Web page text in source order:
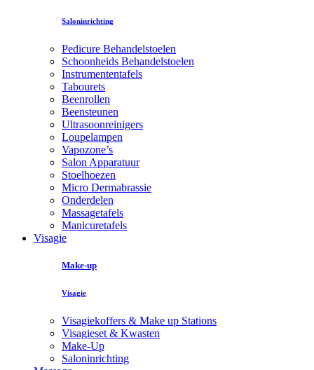
Saloninrichting
Pedicure Behandelstoelen
Schoonheids Behandelstoelen
Instrumententafels
Tabourets
Beenrollen
Beensteunen
Ultrasoonreinigers
Loupelampen
Vapozone’s
Salon Apparatuur
Stoelhoezen
Micro Dermabrassie
Onderdelen
Massagetafels
Manicuretafels
Visagie
Make-up
Visagie
Visagiekoffers & Make up Stations
Visagieset & Kwasten
Make-Up
Saloninrichting